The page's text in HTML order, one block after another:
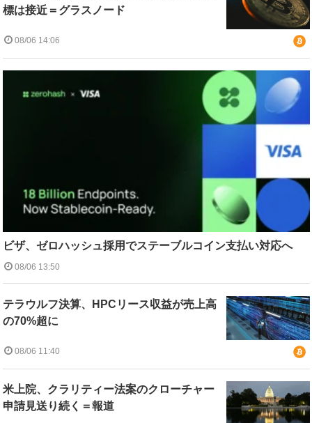
標は接近＝グラスノード
08/06 14:06
ビザ、ゼロハッシュ採用でステーブルコイン支払い対応へ
08/06 13:50
テラウルフ決算、HPCリース収益が売上高
の70%超に
08/06 11:40
米上院、クラリティー法案のクローチャー
申請見送り続く＝報道